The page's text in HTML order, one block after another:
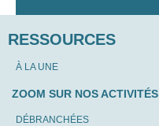
RESSOURCES
À LA UNE
ZOOM SUR NOS ACTIVITÉS
DÉBRANCHÉES